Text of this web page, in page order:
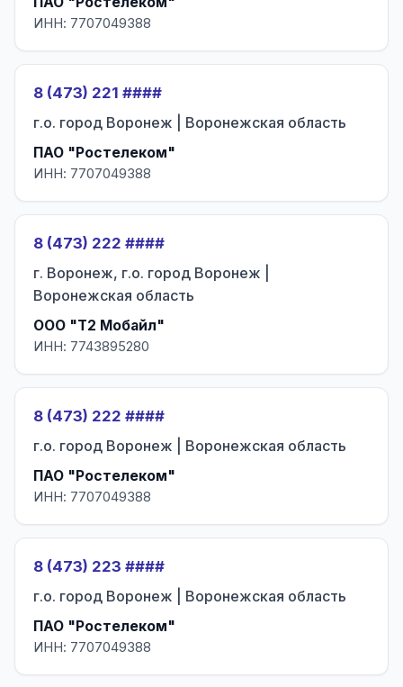
ИНН: 7707049388
8 (473) 221 ####
г.о. город Воронеж | Воронежская область
ПАО "Ростелеком"
ИНН: 7707049388
8 (473) 222 ####
г. Воронеж, г.о. город Воронеж |
Воронежская область
ООО "Т2 Мобайл"
ИНН: 7743895280
8 (473) 222 ####
г.о. город Воронеж | Воронежская область
ПАО "Ростелеком"
ИНН: 7707049388
8 (473) 223 ####
г.о. город Воронеж | Воронежская область
ПАО "Ростелеком"
ИНН: 7707049388